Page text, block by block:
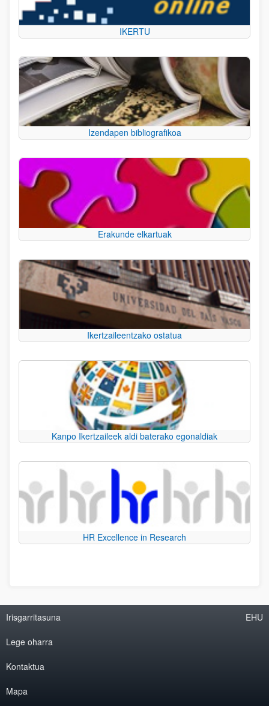
IKERTU
Izendapen bibliografikoa
Erakunde elkartuak
Ikertzaileentzako ostatua
Kanpo Ikertzaileek aldi baterako egonaldiak
HR Excellence in Research
Irisgarritasuna
Lege oharra
Kontaktua
Mapa
EHU